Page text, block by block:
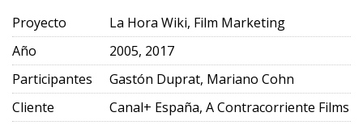
Proyecto
La Hora Wiki, Film Marketing
Año
2005, 2017
Participantes
Gastón Duprat, Mariano Cohn
Cliente
Canal+ España, A Contracorriente Films